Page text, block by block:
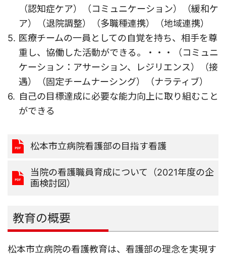
（認知症ケア）（コミュニケーション）（緩和ケ
ア）（退院調整）（多職種連携）（地域連携）
医療チームの一員としての自覚を持ち、相手を尊
重し、協働した活動ができる。・・・（コミュニ
ケーション：アサーション、レジリエンス）（接
遇）（固定チームナーシング）（ナラティブ）
自己の目標達成に必要な能力向上に取り組むこと
ができる
松本市立病院看護部の目指す看護
当院の看護職員育成について（2021年度の企
画検討図）
教育の概要
松本市立病院の看護教育は、看護部の理念を実現す